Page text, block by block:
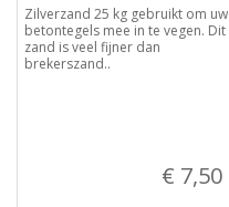
Zilverzand 25 kg gebruikt om uw
betontegels mee in te vegen. Dit
zand is veel fijner dan
brekerszand..
€ 7,50